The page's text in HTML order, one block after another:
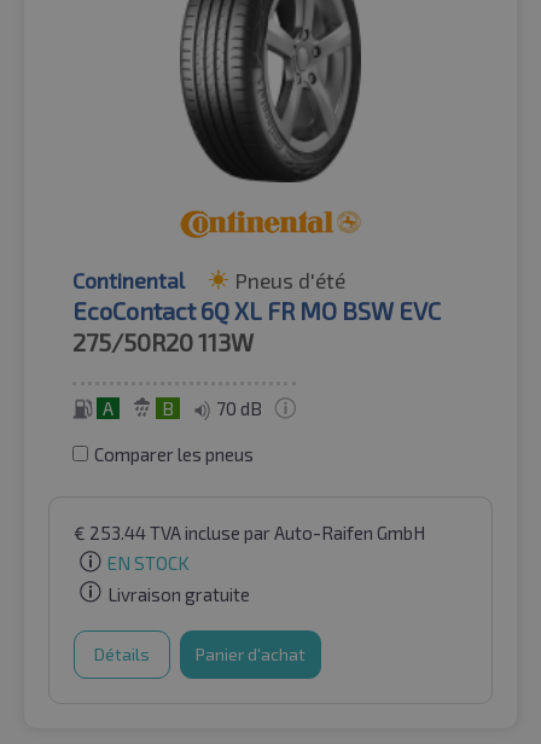
Continental Pneus d'été
EcoContact 6Q XL FR MO BSW EVC
275/50R20113W
A B 70 dB
Comparer les pneus
€ 253.44TVA incluse par Auto-Raifen GmbH
EN STOCK
Livraison gratuite
Détails Panier d'achat